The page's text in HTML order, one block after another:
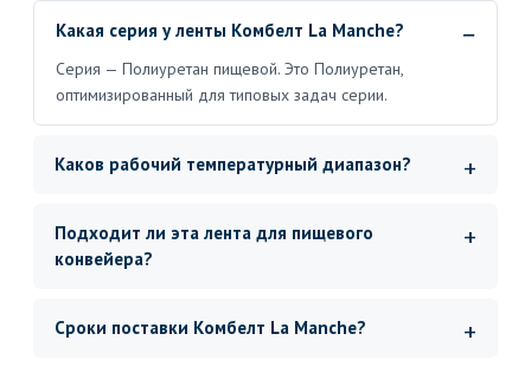
Какая серия у ленты Комбелт La Manche?
Серия — Полиуретан пищевой. Это Полиуретан,
оптимизированный для типовых задач серии.
Каков рабочий температурный диапазон?
Подходит ли эта лента для пищевого
конвейера?
Сроки поставки Комбелт La Manche?